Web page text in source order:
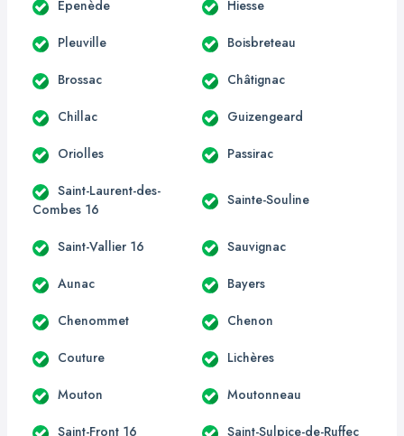
Épenède Hiesse
Pleuville Boisbreteau
Brossac Châtignac
Chillac Guizengeard
Oriolles Passirac
Saint-Laurent-des-
Combes 16
Sainte-Souline
Saint-Vallier 16 Sauvignac
Aunac Bayers
Chenommet Chenon
Couture Lichères
Mouton Moutonneau
Saint-Front 16 Saint-Sulpice-de-Ruffec